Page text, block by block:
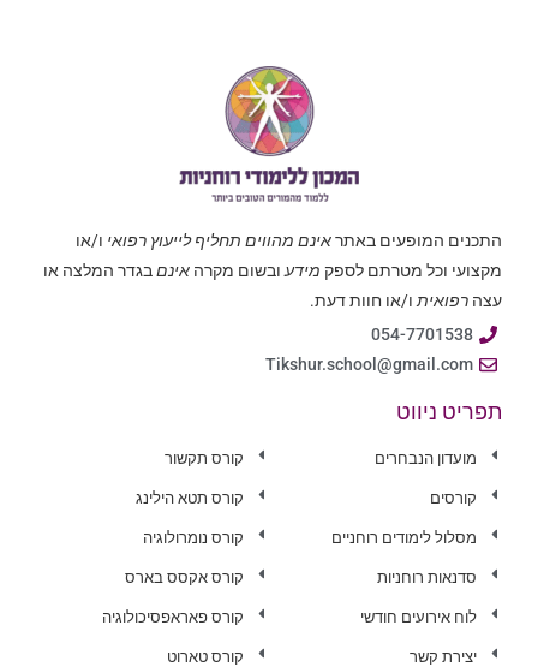
התכנים המופעים באתראינם מהווים תחליף לייעוץ רפואי ו/או
מקצועי וכל מטרתם לספק מידע ובשום מקרה אינםבגדר המלצה או
עצה רפואית ו/או חוות דעת.
054-7701538
Tikshur.school@gmail.com
תפריט ניווט
מועדון הנבחרים
קורסים
מסלול לימודים רוחניים
סדנאות רוחניות
לוח אירועים חודשי
יצירת קשר
קורס תקשור
קורס תטא הילינג
קורס נומרולוגיה
קורס אקסס בארס
קורס פאראפסיכולוגיה
קורס טארוט